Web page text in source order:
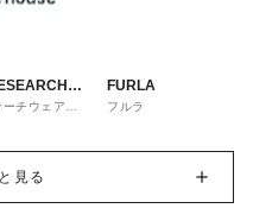
チウェアハ
FURLA
フルラ
見る